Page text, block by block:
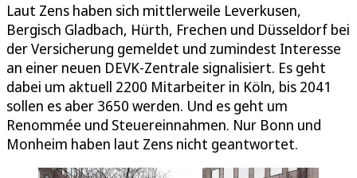
Laut Zens haben sich mittlerweile Leverkusen,
Bergisch Gladbach, Hürth, Frechen und Düsseldorf bei
der Versicherung gemeldet und zumindest Interesse
an einer neuen DEVK-Zentrale signalisiert. Es geht
dabei um aktuell 2200 Mitarbeiter in Köln, bis 2041
sollen es aber 3650 werden. Und es geht um
Renommée und Steuereinnahmen. Nur Bonn und
Monheim haben laut Zens nicht geantwortet.